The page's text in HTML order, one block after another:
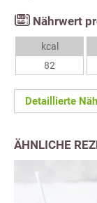
Nährwert
kcal
82
Detaillierte
ÄHNLICHE